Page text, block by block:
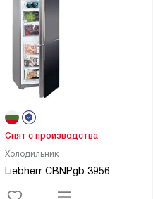
Холодильник
Liebherr CBNPgb 3956
Снят с производства